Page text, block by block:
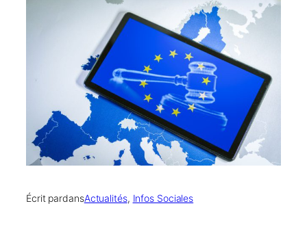
Écrit pardansActualités, Infos Sociales